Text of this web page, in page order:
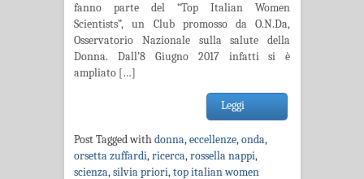
fanno parte del “Top Italian Women
Scientists”, un Club promosso da O.N.Da,
Osservatorio Nazionale sulla salute della
Donna. Dall’8 Giugno 2017 infatti si è
ampliato […]
Leggi
Post Tagged withdonna,eccellenze,onda,
orsetta zuffardi,ricerca,rossella nappi,
scienza,silvia priori,top italian women